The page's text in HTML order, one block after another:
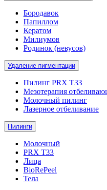
Бородавок
Папиллом
Кератом
Милиумов
Родинок (невусов)
Удаление пигментации
Пилинг PRX T33
Мезотерапия
Молочный пилинг
Лазерное отбеливание
Пилинги
Молочный
PRX T33
Лица
BioRePeel
Тела